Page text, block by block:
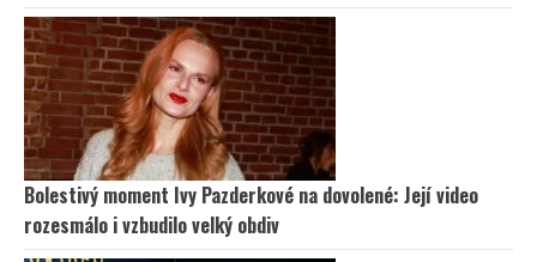
Bolestivý moment Ivy Pazderkové na dovolené: Její video
rozesmálo i vzbudilo velký obdiv